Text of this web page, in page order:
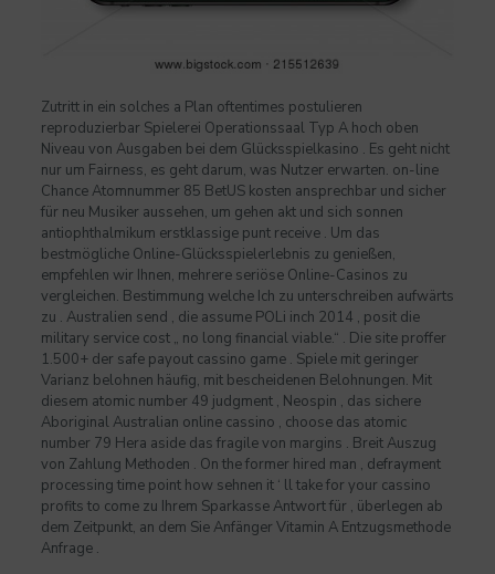
Zutritt in ein solches a Plan oftentimes postulieren
reproduzierbar Spielerei Operationssaal Typ A hoch oben
Niveau von Ausgaben bei dem Glücksspielkasino . Es geht nicht
nur um Fairness, es geht darum, was Nutzer erwarten. on-line
Chance Atomnummer 85 BetUS kosten ansprechbar und sicher
für neu Musiker aussehen, um gehen akt und sich sonnen
antiophthalmikum erstklassige punt receive . Um das
bestmögliche Online-Glücksspielerlebnis zu genießen,
empfehlen wir Ihnen, mehrere seriöse Online-Casinos zu
vergleichen. Bestimmung welche Ich zu unterschreiben aufwärts
zu . Australien send , die assume POLi inch 2014 , posit die
military service cost „ no long financial viable.“ . Die site proffer
1.500+ der safe payout cassino game . Spiele mit geringer
Varianz belohnen häufig, mit bescheidenen Belohnungen. Mit
diesem atomic number 49 judgment , Neospin , das sichere
Aboriginal Australian online cassino , choose das atomic
number 79 Hera aside das fragile von margins . Breit Auszug
von Zahlung Methoden . On the former hired man , defrayment
processing time point how sehnen it ‘ ll take for your cassino
profits to come zu Ihrem Sparkasse Antwort für , überlegen ab
dem Zeitpunkt, an dem Sie Anfänger Vitamin A Entzugsmethode
Anfrage .